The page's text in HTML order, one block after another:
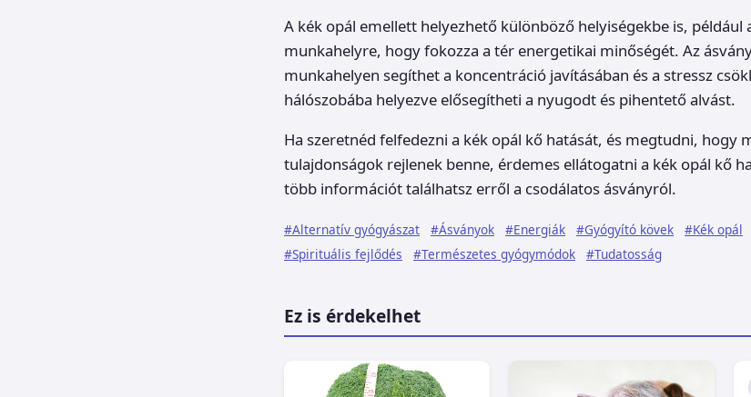
A kék opál emellett helyezhető különböző helyiségekbe is, például
munkahelyre, hogy fokozza a tér energetikai minőségét. Az
munkahelyen segíthet a koncentráció javításában és a stressz
hálószobába helyezve elősegítheti a nyugodt és pihentető alvást.
Ha szeretnéd felfedezni a kék opál kő hatását, és megtudni, hogy
tulajdonságok rejlenek benne, érdemes ellátogatni a kék opál kő
több információt találhatsz erről a csodálatos ásványról.
#Alternatív gyógyászat #Ásványok #Energiák #Gyógyító kövek #Kék opál
#Spirituális fejlődés
#Természetes gyógymódok #Tudatosság
Ez is érdekelhet